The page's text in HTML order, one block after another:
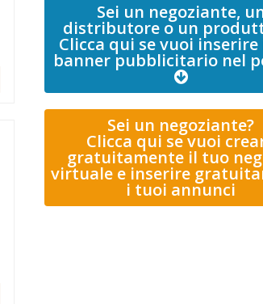
Sei un negoziante,
distributore o un
Clicca qui se vuoi
banner pubblicitario nel
Sei un negoziante?
Clicca qui se vuoi
gratuitamente il tuo
virtuale e inserire
i tuoi annunci